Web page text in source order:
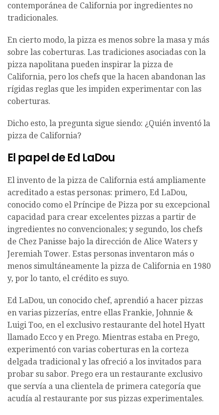
contemporánea de California por ingredientes no
tradicionales.
En cierto modo, la pizza es menos sobre la masa y más
sobre las coberturas. Las tradiciones asociadas con la
pizza napolitana pueden inspirar la pizza de
California, pero los chefs que la hacen abandonan las
rígidas reglas que les impiden experimentar con las
coberturas.
Dicho esto, la pregunta sigue siendo: ¿Quién inventó la
pizza de California?
El papel de Ed LaDou
El invento de la pizza de California está ampliamente
acreditado a estas personas: primero, Ed LaDou,
conocido como el Príncipe de Pizza por su excepcional
capacidad para crear excelentes pizzas a partir de
ingredientes no convencionales; y segundo, los chefs
de Chez Panisse bajo la dirección de Alice Waters y
Jeremiah Tower. Estas personas inventaron más o
menos simultáneamente la pizza de California en 1980
y, por lo tanto, el crédito es suyo.
Ed LaDou, un conocido chef, aprendió a hacer pizzas
en varias pizzerías, entre ellas Frankie, Johnnie &
Luigi Too, en el exclusivo restaurante del hotel Hyatt
llamado Ecco y en Prego. Mientras estaba en Prego,
experimentó con varias coberturas en la corteza
delgada tradicional y las ofreció a los invitados para
probar su sabor. Prego era un restaurante exclusivo
que servía a una clientela de primera categoría que
acudía al restaurante por sus pizzas experimentales.